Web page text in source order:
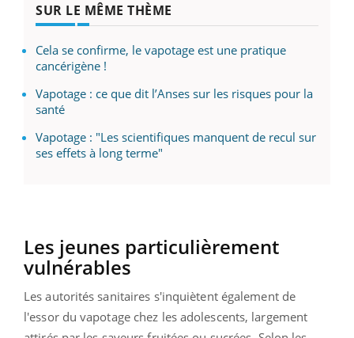
SUR LE MÊME THÈME
Cela se confirme, le vapotage est une pratique
cancérigène !
Vapotage : ce que dit l’Anses sur les risques pour la
santé
Vapotage : "Les scientifiques manquent de recul sur
ses effets à long terme"
Les jeunes particulièrement
vulnérables
Les autorités sanitaires s'inquiètent également de
l'essor du vapotage chez les adolescents, largement